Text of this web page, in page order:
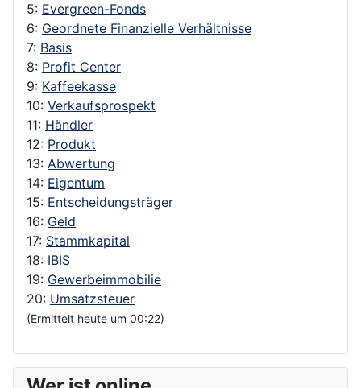
5: Evergreen-Fonds
6: Geordnete Finanzielle Verhältnisse
7: Basis
8: Profit Center
9: Kaffeekasse
10: Verkaufsprospekt
11: Händler
12: Produkt
13: Abwertung
14: Eigentum
15: Entscheidungsträger
16: Geld
17: Stammkapital
18: IBIS
19: Gewerbeimmobilie
20: Umsatzsteuer
(Ermittelt heute um 00:22)